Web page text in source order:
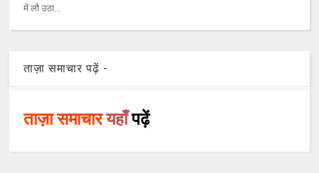
में लौ उठा...
ताज़ा समाचार पढ़ें -
ताज़ा समाचारयहाँपढ़ें